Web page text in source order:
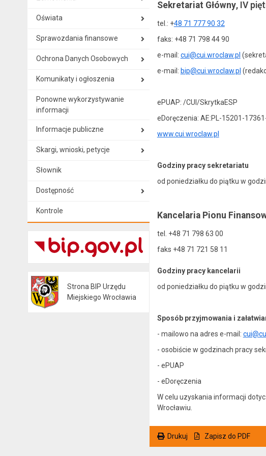
Oświata
Sprawozdania finansowe
Ochrona Danych Osobowych
Komunikaty i ogłoszenia
Ponowne wykorzystywanie
informacji
Informacje publiczne
Skargi, wnioski, petycje
Słownik
Dostępność
Kontrole
Strona BIP Urzędu
Miejskiego Wrocławia
Sekretariat Główny, IV
tel.: +48 71 777 90 32
faks: +48 71 798 44 90
e-mail: cui@cui.wroclaw.pl
e-mail: bip@cui.wroclaw.pl
ePUAP: /CUI/SkrytkaESP
eDoręczenia: AE:PL-15201-
www.cui.wroclaw.pl
Godziny pracy sekretariatu
od poniedziałku do piątku w
Kancelaria Pionu
tel. +48 71 798 63 00
faks +48 71 721 58 11
Godziny pracy kancelarii
od poniedziałku do piątku w
Sposób przyjmowania i
- mailowo na adres e-mail:
- osobiście w godzinach pracy
- ePUAP
- eDoręczenia
W celu uzyskania informacji
Wrocławiu.
Drukuj Zapisz do PDF